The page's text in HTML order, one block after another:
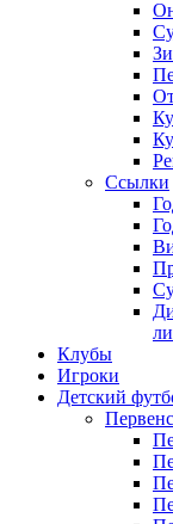
Ссылки
Клубы
Игроки
Детский